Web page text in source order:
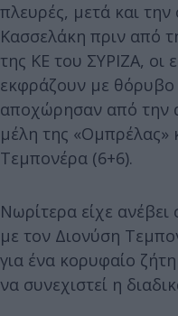
πλευρές, μετά και
Κασσελάκη πριν από
της ΚΕ του ΣΥΡΙΖΑ, οι
εκφράζουν με θόρυβο
αποχώρησαν από την
μέλη της «Ομπρέλας»
Τεμπονέρα (6+6).
Νωρίτερα είχε
με τον Διονύση
για ένα κορυφαίο
να συνεχιστεί η